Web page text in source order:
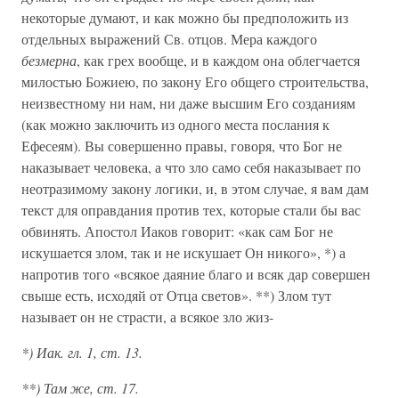
некоторые думают, и как можно бы предположить из
отдельных выражений Св. отцов. Мера каждого
безмерна, как грех вообще, и в каждом она облегчается
милостью Божиею, по закону Его общего строительства,
неизвестному ни нам, ни даже высшим Его созданиям
(как можно заключить из одного места послания к
Ефесеям). Вы совершенно правы, говоря, что Бог не
наказывает человека, а что зло само себя наказывает по
неотразимому закону логики, и, в этом случае, я вам дам
текст для оправдания против тех, которые стали бы вас
обвинять. Апостол Иаков говорит: «как сам Бог не
искушается злом, так и не искушает Он никого», *) а
напротив того «всякое даяние благо и всяк дар совершен
свыше есть, исходяй от Отца светов». **) Злом тут
называет он не страсти, а всякое зло жиз-
*) Иак. гл. 1, ст. 13.
**) Там же, ст. 17.